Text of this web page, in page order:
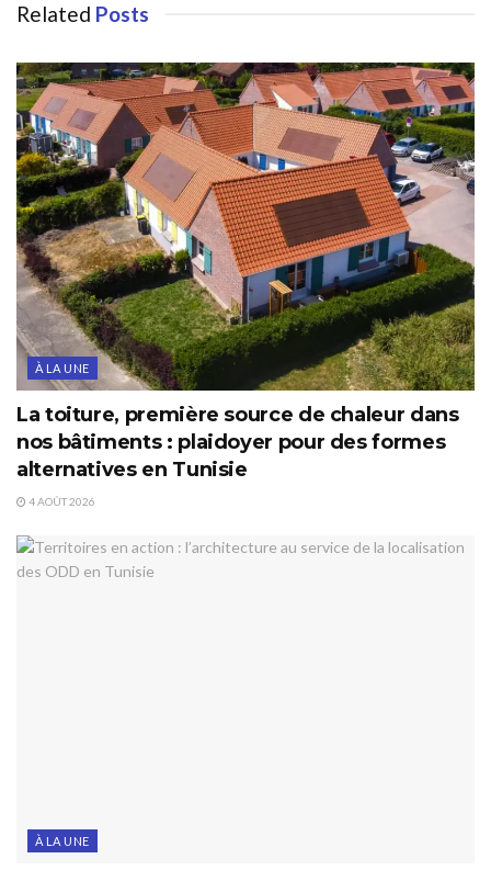
Related Posts
À LA UNE
La toiture, première source de chaleur dans
nos bâtiments : plaidoyer pour des formes
alternatives en Tunisie
4 AOÛT 2026
À LA UNE